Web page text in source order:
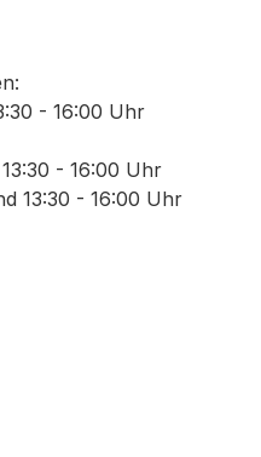
- 16:00 Uhr
- 16:00 Uhr
13:30 - 16:00 Uhr